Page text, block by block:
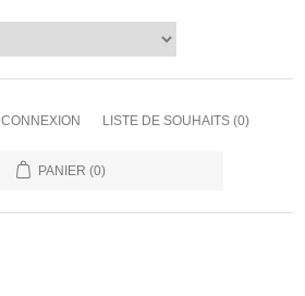
CONNEXION LISTE DE SOUHAITS (0)
PANIER (0)